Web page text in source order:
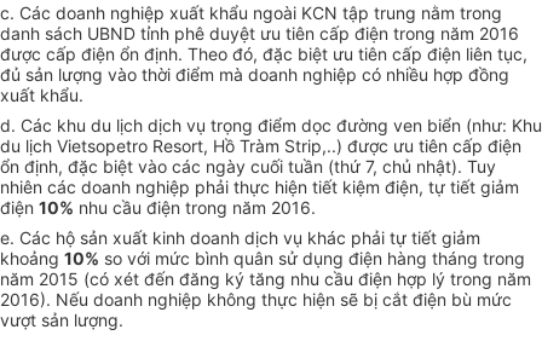
c. Các doanh nghiệp xuất khẩu ngoài KCN tập trung nằm trong
danh sách UBND tỉnh phê duyệt ưu tiên cấp điện trong năm 2016
được cấp điện ổn định. Theo đó, đặc biệt ưu tiên cấp điện liên tục,
đủ sản lượng vào thời điểm mà doanh nghiệp có nhiều hợp đồng
xuất khẩu.
d. Các khu du lịch dịch vụ trọng điểm dọc đường ven biển (như: Khu
du lịch Vietsopetro Resort, Hồ Tràm Strip,..) được ưu tiên cấp điện
ổn định, đặc biệt vào các ngày cuối tuần (thứ 7, chủ nhật). Tuy
nhiên các doanh nghiệp phải thực hiện tiết kiệm điện, tự tiết giảm
điện 10% nhu cầu điện trong năm 2016.
e. Các hộ sản xuất kinh doanh dịch vụ khác phải tự tiết giảm
khoảng 10% so với mức bình quân sử dụng điện hàng tháng trong
năm 2015 (có xét đến đăng ký tăng nhu cầu điện hợp lý trong năm
2016). Nếu doanh nghiệp không thực hiện sẽ bị cắt điện bù mức
vượt sản lượng.